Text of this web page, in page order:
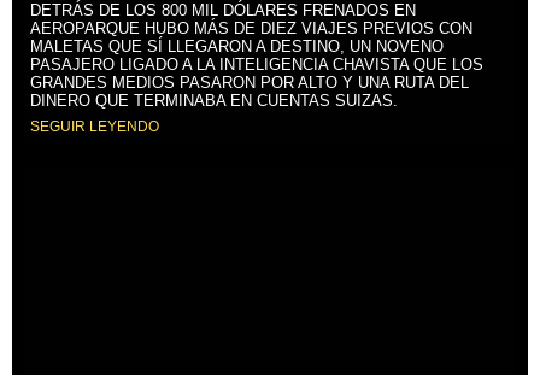
DETRÁS DE LOS 800 MIL DÓLARES FRENADOS EN
AEROPARQUE HUBO MÁS DE DIEZ VIAJES PREVIOS CON
MALETAS QUE SÍ LLEGARON A DESTINO, UN NOVENO
PASAJERO LIGADO A LA INTELIGENCIA CHAVISTA QUE LOS
GRANDES MEDIOS PASARON POR ALTO Y UNA RUTA DEL
DINERO QUE TERMINABA EN CUENTAS SUIZAS.
SEGUIR LEYENDO